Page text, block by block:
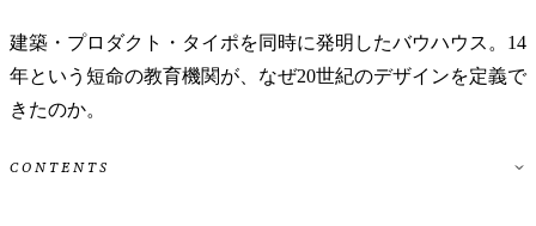
建築・プロダクト・タイポを同時に発明したバウハウス。14
年という短命の教育機関が、なぜ20世紀のデザインを定義で
きたのか。
CONTENTS